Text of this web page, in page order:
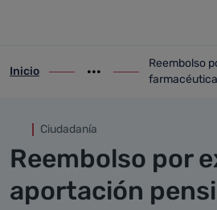
Reembolso por
ir-a inicio
Inicio
Mostrar opciones
ir-a Reembolso
Reembolso
Ciudadanía
Reembolso por
aportación